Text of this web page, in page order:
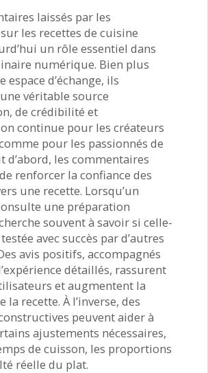
laissés par les
les recettes de cuisine
un rôle essentiel dans
numérique. Bien plus
espace d’échange, ils
véritable source
de crédibilité et
continue pour les créateurs
pour les passionnés de
d’abord, les commentaires
renforcer la confiance des
une recette. Lorsqu’un
une préparation
souvent à savoir si celle-
avec succès par d’autres
avis positifs, accompagnés
détaillés, rassurent
et augmentent la
recette. À l’inverse, des
peuvent aider à
ajustements nécessaires,
de cuisson, les proportions
réelle du plat.